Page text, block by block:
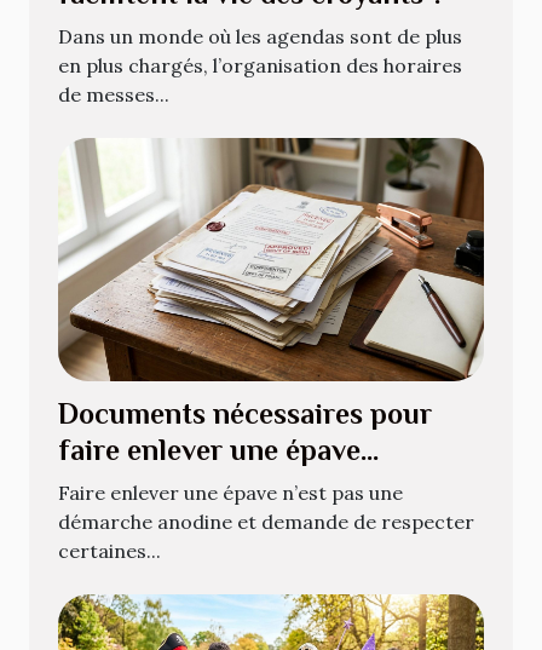
Dans un monde où les agendas sont de plus
en plus chargés, l’organisation des horaires
de messes...
Documents nécessaires pour
faire enlever une épave
légalement
Faire enlever une épave n’est pas une
démarche anodine et demande de respecter
certaines...